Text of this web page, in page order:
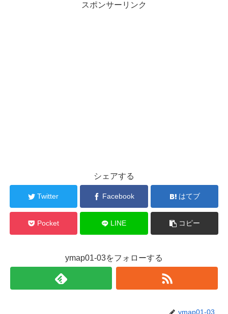
スポンサーリンク
シェアする
Twitter Facebook はてブ
Pocket LINE コピー
ymap01-03をフォローする
ymap01-03